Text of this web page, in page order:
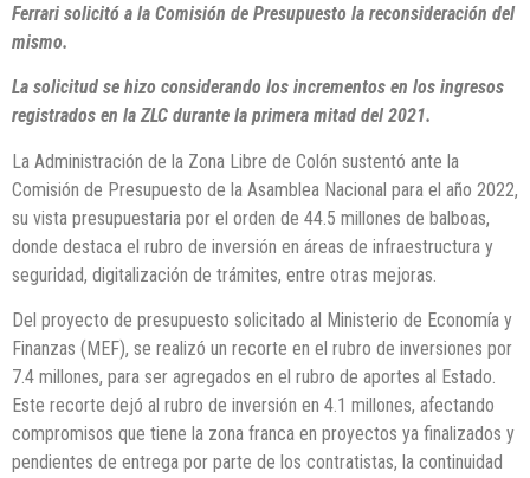
Ferrari solicitó a la Comisión de Presupuesto la reconsideración del
mismo.
La solicitud se hizo considerando los incrementos en los ingresos
registrados en la ZLC durante la primera mitad del 2021.
La Administración de la Zona Libre de Colón sustentó ante la
Comisión de Presupuesto de la Asamblea Nacional para el año 2022,
su vista presupuestaria por el orden de 44.5 millones de balboas,
donde destaca el rubro de inversión en áreas de infraestructura y
seguridad, digitalización de trámites, entre otras mejoras.
Del proyecto de presupuesto solicitado al Ministerio de Economía y
Finanzas (MEF), se realizó un recorte en el rubro de inversiones por
7.4 millones, para ser agregados en el rubro de aportes al Estado.
Este recorte dejó al rubro de inversión en 4.1 millones, afectando
compromisos que tiene la zona franca en proyectos ya finalizados y
pendientes de entrega por parte de los contratistas, la continuidad